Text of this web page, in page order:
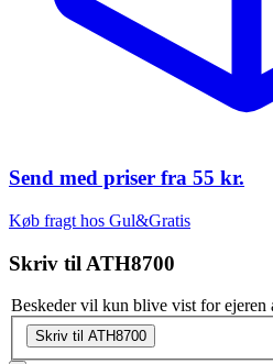
Send med priser fra 55 kr.
Køb fragt hos Gul&Gratis
Skriv til ATH8700
Beskeder vil kun blive vist for ejeren
Skriv til ATH8700